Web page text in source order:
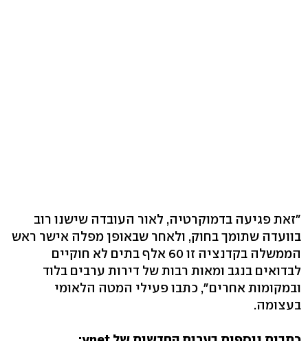
"זאת פגיעה בדמוקרטיה, לאור העובדה שישנו רוב
בוועדה שתומך בחוק, ולאחר שבאופן מפלה אישר ראש
הממשלה בקדנציה זו 60 אלף בתים לא חוקיים
לבדואים בנגב ומאות רבות של דירות ערבים בלוד
ובמקומות אחרים", כתבו פעילי המטה הלאומי
בעצומה.